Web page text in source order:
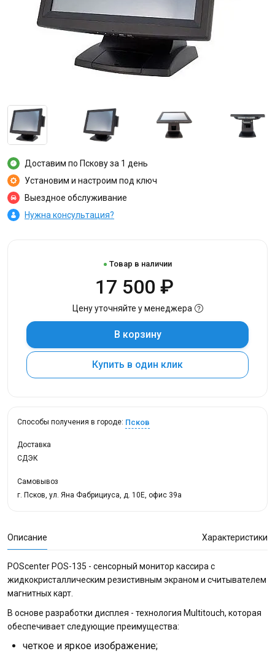
Доставим по Пскову за 1 день
Установим и настроим под ключ
Выездное обслуживание
Нужна консультация?
Товар в наличии
17 500 ₽
Цену уточняйте у менеджера
В корзину
Купить в один клик
Способы получения в городе: Псков
Доставка
СДЭК
Самовывоз
г. Псков, ул. Яна Фабрициуса, д. 10Е, офис 39а
Описание Характеристики
POScenter POS-135 - сенсорный монитор кассира с
жидкокристаллическим резистивным экраном и считывателем
магнитных карт.
В основе разработки дисплея - технология Multitouch, которая
обеспечивает следующие преимущества:
четкое и яркое изображение;